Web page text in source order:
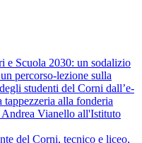
e Scuola 2030: un sodalizio
percorso-lezione sulla
studenti del Corni dall’e-
alla fonderia
Vianello all'Istituto
del Corni, tecnico e liceo,